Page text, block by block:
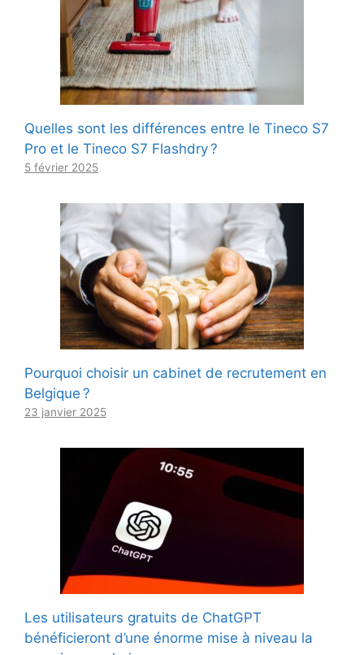
Quelles sont les différences entre le Tineco S7
Pro et le Tineco S7 Flashdry ?
5 février 2025
Pourquoi choisir un cabinet de recrutement en
Belgique ?
23 janvier 2025
Les utilisateurs gratuits de ChatGPT
bénéficieront d’une énorme mise à niveau la